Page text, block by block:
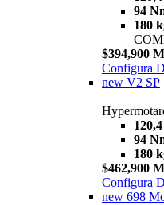
94
180
$394,900
Configura
new V2 SP
94
180
$462,900
Configura
new 698